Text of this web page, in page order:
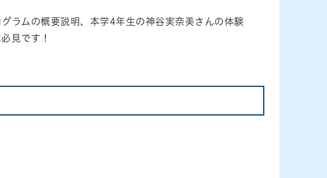
ラムの概要説明、本学4年生の神谷実奈美さんの体験
見です！